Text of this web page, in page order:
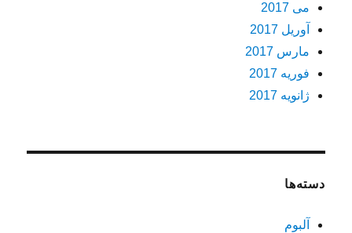
می 2017
آوریل 2017
مارس 2017
فوریه 2017
ژانویه 2017
دسته‌ها
آلبوم